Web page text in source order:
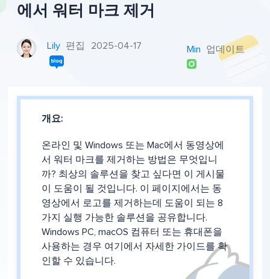
에서 워터 마크 제거
Lily 편집 2025-04-17 Min
업데이트

개요:
온라인 및 Windows 또는 Mac에서 동영상에
서 워터 마크를 제거하는 방법은 무엇입니
까? 최상의 솔루션을 찾고 싶다면 이 게시물
이 도움이 될 것입니다. 이 페이지에서는 동
영상에서 로고를 제거하는데 도움이 되는 8
가지 실행 가능한 솔루션을 공유합니다.
Windows PC, macOS 컴퓨터 또는 휴대폰을
사용하는 경우 여기에서 자세한 가이드를 확
인할 수 있습니다.